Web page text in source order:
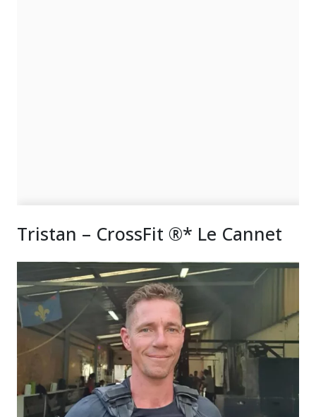
Tristan – CrossFit ®* Le Cannet